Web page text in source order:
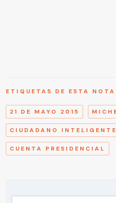
ETIQUETAS DE ESTA NOTA
21 DE MAYO 2015
CIUDADANO INTELIGENTE
CUENTA PRESIDENCIAL